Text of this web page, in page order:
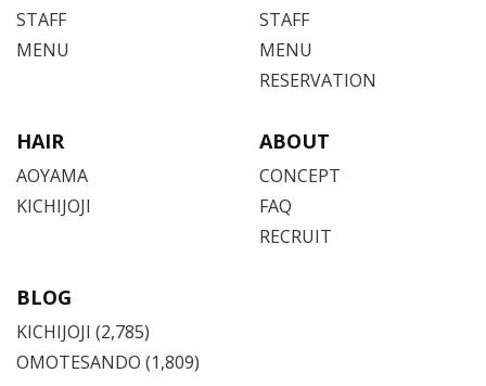
STAFF
MENU
STAFF
MENU
RESERVATION
HAIR
AOYAMA
KICHIJOJI
ABOUT
CONCEPT
FAQ
RECRUIT
BLOG
KICHIJOJI (2,785)
OMOTESANDO (1,809)